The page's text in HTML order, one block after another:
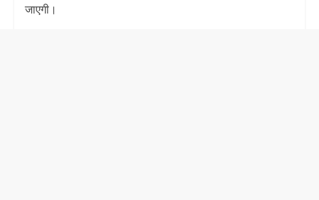
जाएगी।